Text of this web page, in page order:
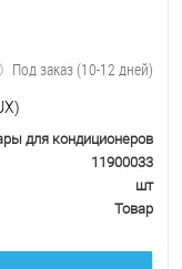
Под заказ (10-12 дней)
для кондиционеров
11900033
шт
Товар